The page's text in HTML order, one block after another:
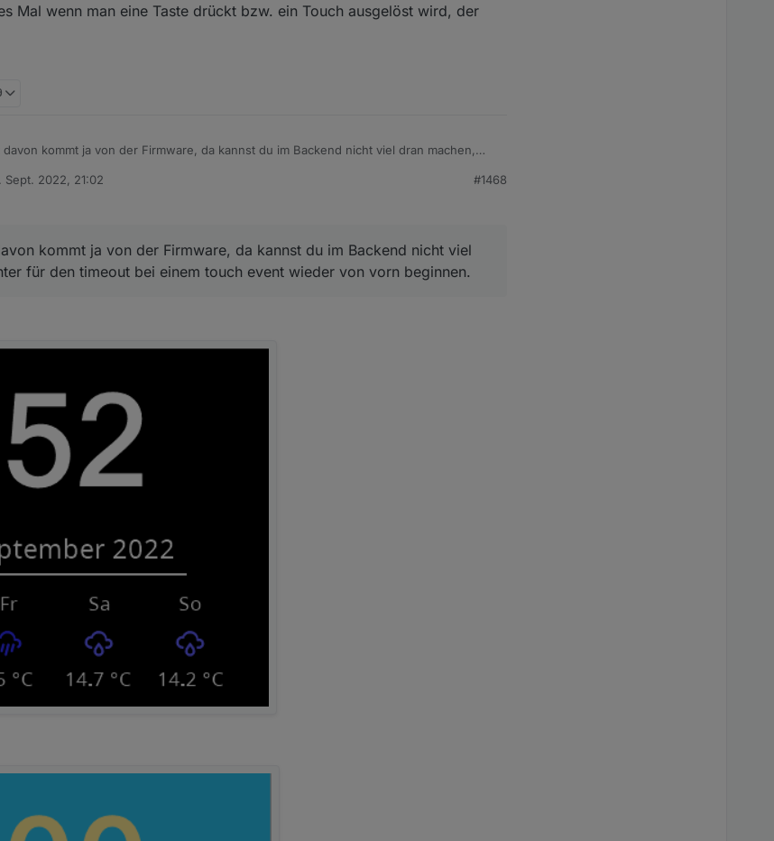
Mal wenn man eine Taste drückt bzw. ein Touch ausgelöst wird, der
kommt ja von der Firmware, da kannst du im Backend nicht viel dran machen,
Sept. 2022, 21:02
von
#1468
kommt ja von der Firmware, da kannst du im Backend nicht viel
für den timeout bei einem touch event wieder von vorn beginnen.